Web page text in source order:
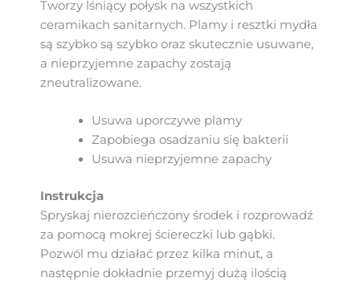
Tworzy lśniący połysk na wszystkich
ceramikach sanitarnych. Plamy i resztki mydła
są szybko są szybko oraz skutecznie usuwane,
a nieprzyjemne zapachy zostają
zneutralizowane.
Usuwa uporczywe plamy
Zapobiega osadzaniu się bakterii
Usuwa nieprzyjemne zapachy
Instrukcja
Spryskaj nierozcieńczony środek i rozprowadź
za pomocą mokrej ściereczki lub gąbki.
Pozwól mu działać przez kilka minut, a
następnie dokładnie przemyj dużą ilością